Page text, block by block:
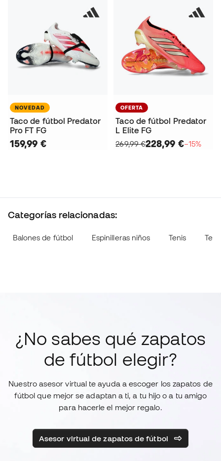
NOVEDAD
Taco de fútbol Predator
Pro FT FG
159,99 €
OFERTA
Taco de fútbol Predator
L Elite FG
269,99 €228,99 €−15%
Categorías relacionadas:
Balones de fútbol Espinilleras niños Tenis
¿No sabes qué zapatos
de fútbol elegir?
Nuestro asesor virtual te ayuda a escoger los zapatos de
fútbol que mejor se adaptan a ti, a tu hijo o a tu amigo
para hacerle el mejor regalo.
Asesor virtual de zapatos de fútbol